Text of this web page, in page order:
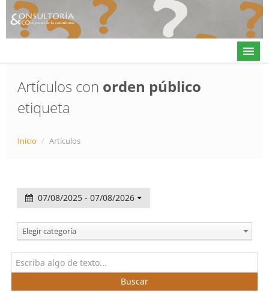
Actualidad
Artículos con orden público
etiqueta
Inicio / Artículos
07/08/2025 - 07/08/2026
Elegir categoría
Buscar